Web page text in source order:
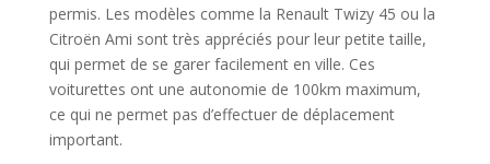
permis. Les modèles comme la Renault Twizy 45 ou la
Citroën Ami sont très appréciés pour leur petite taille,
qui permet de se garer facilement en ville. Ces
voiturettes ont une autonomie de 100km maximum,
ce qui ne permet pas d’effectuer de déplacement
important.